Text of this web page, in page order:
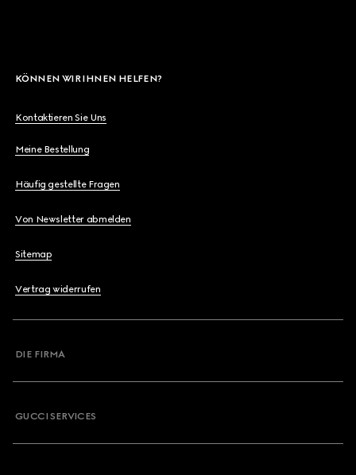
KÖNNEN WIR IHNEN HELFEN?
Kontaktieren Sie Uns
Meine Bestellung
Häufig gestellte Fragen
Von Newsletter abmelden
Sitemap
Vertrag widerrufen
DIE FIRMA
GUCCI SERVICES